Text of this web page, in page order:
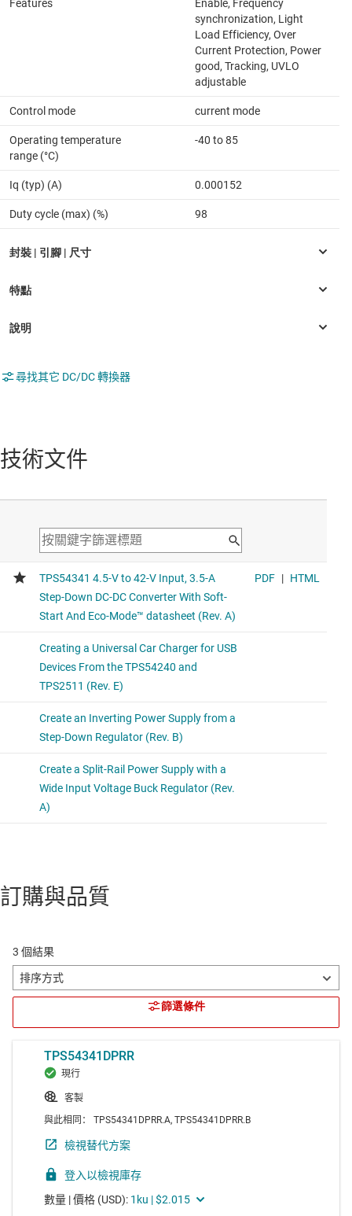
Features
Enable, Frequency
synchronization, Light
Load Efficiency, Over
Current Protection, Power
good, Tracking, UVLO
adjustable
Control mode current mode
Operating temperature
range (°C)
-40 to 85
Iq (typ) (A) 0.000152
Duty cycle (max) (%) 98
尋找其它 DC/DC 轉換器
技術文件
訂購與品質